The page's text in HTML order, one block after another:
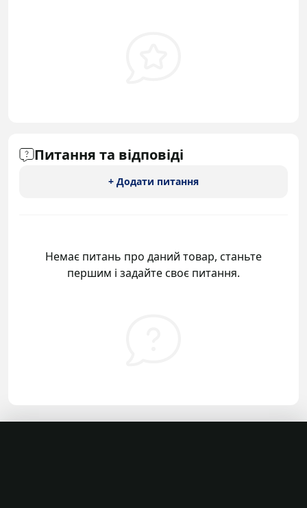
Питання та відповіді
+ Додати питання
Немає питань про даний товар, станьте
першим і задайте своє питання.